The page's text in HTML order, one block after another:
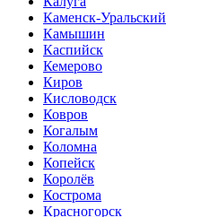
Каменск-Уральский
Камышин
Каспийск
Кемерово
Киров
Кисловодск
Ковров
Когалым
Коломна
Копейск
Королёв
Кострома
Красногорск